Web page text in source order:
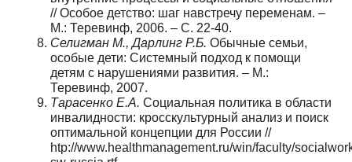
// Особое детство: шаг навстречу переменам. –
М.: Теревинф, 2006. – С. 22-40.
Селигман М., Дарлинг Р.Б. Обычные семьи,
особые дети: Системный подход к помощи
детям с нарушениями развития. – М.:
Теревинф, 2007.
Тарасенко Е.А. Социальная политика в области
инвалидности: кросскультурный анализ и поиск
оптимальной концепции для России //
htp://www.healthmanagement.ru/win/faculty/